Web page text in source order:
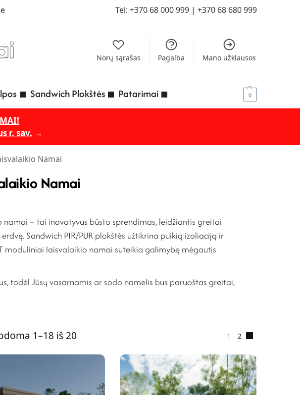
Tel: +370 68 000 999 | +‭370 68 680 999‬
Norų sąrašas Pagalba Mano užklausos
Sandwich Plokštės Patarimai 0
r. sav. →
Namai
Namai
– tai inovatyvus būsto sprendimas, leidžiantis greitai
Sandwich PIR/PUR plokštės užtikrina puikią izoliaciją ir
moduliniai laisvalaikio namai suteikia galimybę mėgautis
todėl Jūsų vasarnamis ar sodo namelis bus paruoštas greitai,
1–18 iš 20 1 2